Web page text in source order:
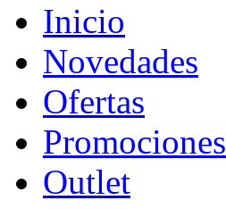
Inicio
Novedades
Ofertas
Promociones
Outlet